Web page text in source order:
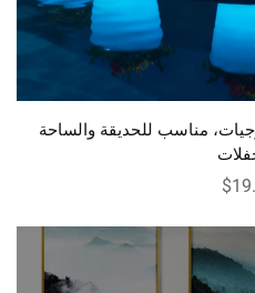
مناسب للحديقة والساحة